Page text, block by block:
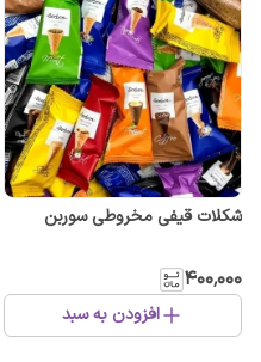
شکلات قیفی مخروطی سوربن
۴۰۰٬۰۰۰
افزودن به سبد